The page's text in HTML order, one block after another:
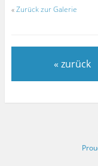
«Zurück zur Galerie
« zurück